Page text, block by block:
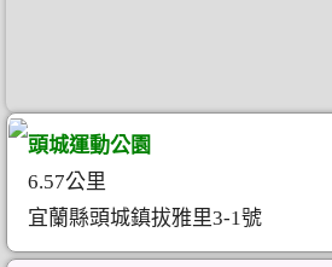
頭城運動公園
6.57公里
宜蘭縣頭城鎮拔雅里3-1號